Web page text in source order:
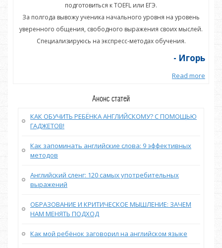
подготовиться к TOEFL или ЕГЭ.
За полгода вывожу ученика начального уровня на уровень
уверенного общения, свободного выражения своих мыслей.
Специализируюсь на экспресс-методах обучения.
- Игорь
Read more
Анонс статей
КАК ОБУЧИТЬ РЕБЁНКА АНГЛИЙСКОМУ? С ПОМОЩЬЮ
ГАДЖЕТОВ!
Как запоминать английские слова: 9 эффективных
методов
Английский сленг: 120 самых употребительных
выражений
ОБРАЗОВАНИЕ И КРИТИЧЕСКОЕ МЫШЛЕНИЕ: ЗАЧЕМ
НАМ МЕНЯТЬ ПОДХОД
Как мой ребёнок заговорил на английском языке